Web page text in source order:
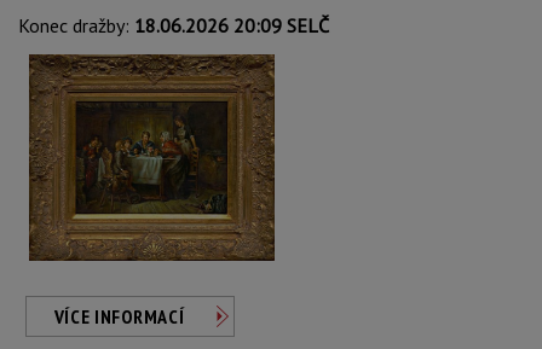
Konec dražby: 18.06.2026 20:09 SELČ
VÍCE INFORMACÍ